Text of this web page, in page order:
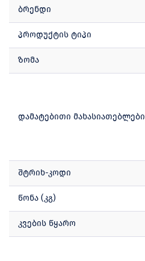
ბრენდი
პროდუქტის ტიპი
ზომა
დამატებითი მახასიათებლები
შტრიხ-კოდი
წონა (კგ)
კვების წყარო